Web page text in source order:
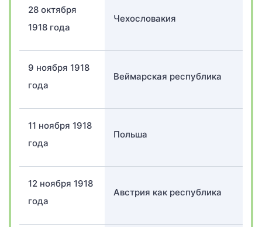
28 октября
1918 года
Чехословакия
9 ноября 1918
года
Веймарская республика
11 ноября 1918
года
Польша
12 ноября 1918
года
Австрия как республика